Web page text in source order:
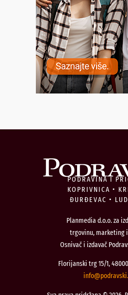
PODRAVINA I
KOPRIVNICA •
ĐURĐEVAC •
Planmedia d.o.o. za
trgovinu, marketing
Osnivač i izdavač
Florijanski trg 15/1,
@ofni